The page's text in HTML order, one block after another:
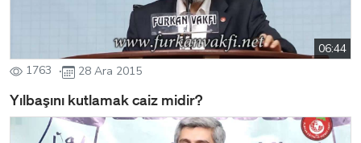
06:44
1763
28 Ara 2015
Yılbaşını kutlamak caiz midir?